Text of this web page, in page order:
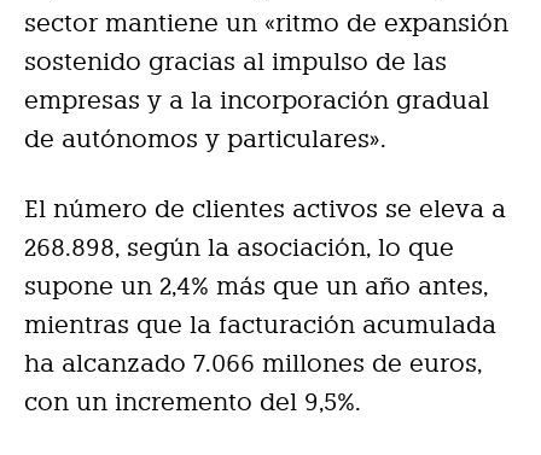
sector mantiene un «ritmo de expansión
sostenido gracias al impulso de las
empresas y a la incorporación gradual
de autónomos y particulares».
El número de clientes activos se eleva a
268.898, según la asociación, lo que
supone un 2,4% más que un año antes,
mientras que la facturación acumulada
ha alcanzado 7.066 millones de euros,
con un incremento del 9,5%.